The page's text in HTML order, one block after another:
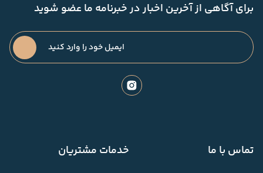
برای آگاهی از آخرین اخبار در خبرنامه ما عضو شوید
تماس با ما خدمات مشتریان